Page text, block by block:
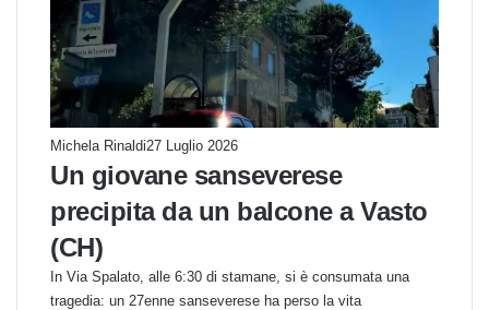
Michela Rinaldi27 Luglio 2026
Un giovane sanseverese
precipita da un balcone a Vasto
(CH)
In Via Spalato, alle 6:30 di stamane, si è consumata una
tragedia: un 27enne sanseverese ha perso la vita